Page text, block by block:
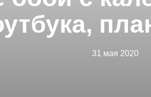
31 мая 2020